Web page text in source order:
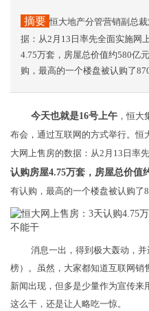
摘要 恒大地产分管营销副总
据：从2月13日率先全面实施网
4.75万套，房屋总价值约580亿
购，最高的一个楼盘被认购了870
今天也就是16号上午 ，恒
布会，通过互联网的方式举行。恒
大网上售房的数据：从2月13日率
认购房屋4.75万套，房屋总价值
有认购，最高的一个楼盘被认购了
消息一出，得到极大轰动，
榜）。虽然，大家都知道互联网销
新闻出现，但多是少量作为宣传来
这么干，还是让人略吃一惊。